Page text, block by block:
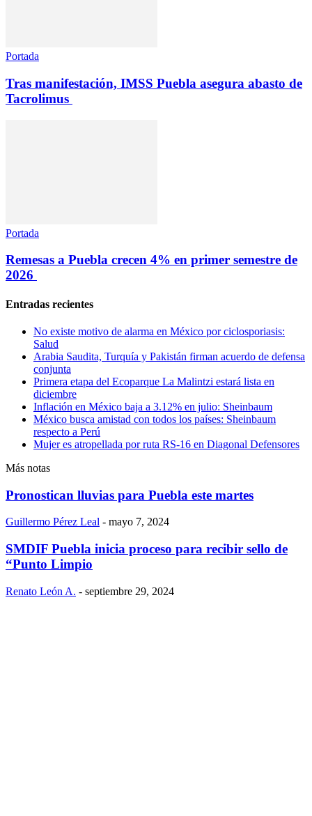
Portada
Tras manifestación, IMSS Puebla asegura abasto de
Tacrolimus
Portada
Remesas a Puebla crecen 4% en primer semestre de
2026
Entradas recientes
No existe motivo de alarma en México por ciclosporiasis:
Salud
Arabia Saudita, Turquía y Pakistán firman acuerdo de defensa
conjunta
Primera etapa del Ecoparque La Malintzi estará lista en
diciembre
Inflación en México baja a 3.12% en julio: Sheinbaum
México busca amistad con todos los países: Sheinbaum
respecto a Perú
Mujer es atropellada por ruta RS-16 en Diagonal Defensores
Más notas
Pronostican lluvias para Puebla este martes
Guillermo Pérez Leal - mayo 7, 2024
SMDIF Puebla inicia proceso para recibir sello de
“Punto Limpio
Renato León A. - septiembre 29, 2024